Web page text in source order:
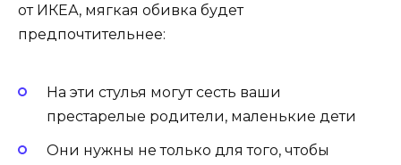
от ИКЕА, мягкая обивка будет
предпочтительнее:
На эти стулья могут сесть ваши
престарелые родители, маленькие дети
Они нужны не только для того, чтобы